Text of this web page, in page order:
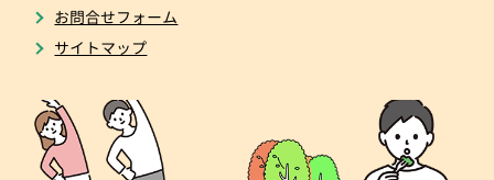
お問合せフォーム
サイトマップ